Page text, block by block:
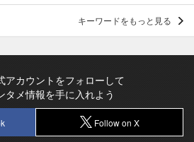
キーワードをもっと見る
アカウントをフォローして
タメ情報を手に入れよう
Follow on X